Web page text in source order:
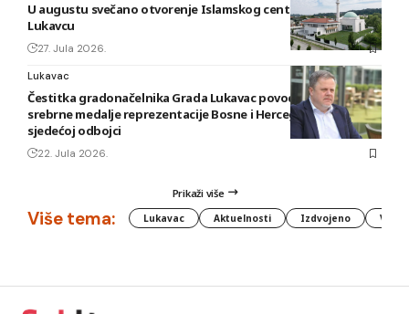
U augustu svečano otvorenje Islamskog centra i džamije u
Lukavcu
27. Jula 2026.
Lukavac
Čestitka gradonačelnika Grada Lukavac povodom osvajanja
srebrne medalje reprezentacije Bosne i Hercegovine u
sjedećoj odbojci
22. Jula 2026.
Prikaži više
Više tema: Lukavac Aktuelnosti Izdvojeno